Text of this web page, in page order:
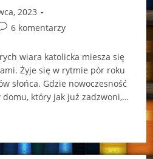
2023
6 komentarzy
wiara katolicka miesza się
Żyje się w rytmie pór roku
słońca. Gdzie nowoczesność
który jak już zadzwoni,…